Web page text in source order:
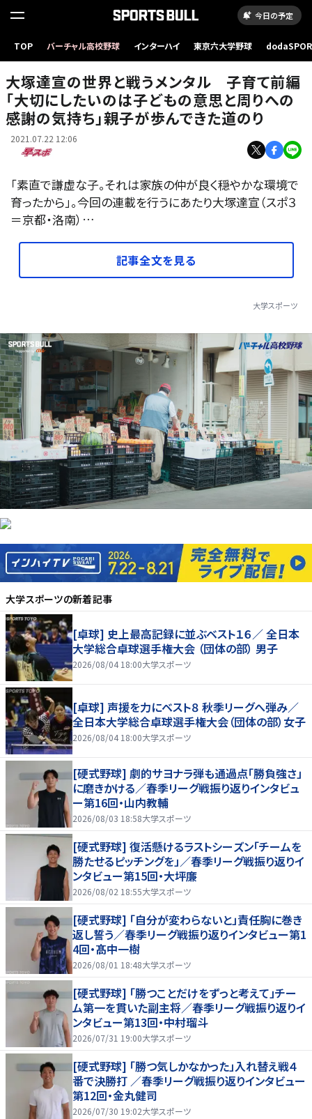
今日の予定
TOP バーチャル高校野球 インターハイ 東京六大学野球
大塚達宣の世界と戦うメンタル 子育て前編
「大切にしたいのは子どもの意思と周りへの
感謝の気持ち」親子が歩んできた道のり
2021.07.22 12:06
「素直で謙虚な子。それは家族の仲が良く穏やかな環境で
育ったから」。今回の連載を行うにあたり大塚達宣（スポ３
＝京都・洛南）…
記事全文を見る
大学スポーツ
大学スポーツの新着記事
[卓球] 史上最高記録に並ぶベスト１６／ 全日本
大学総合卓球選手権大会 （団体の部） 男子
2026/08/04 18:00大学スポーツ
[卓球] 声援を力にベスト８ 秋季リーグへ弾み／
全日本大学総合卓球選手権大会（団体の部）女子
2026/08/04 18:00大学スポーツ
[硬式野球] 劇的サヨナラ弾も通過点「勝負強さ」
に磨きかける／春季リーグ戦振り返りインタビュ
ー第16回・山内教輔
2026/08/03 18:58大学スポーツ
[硬式野球] 復活懸けるラストシーズン「チームを
勝たせるピッチングを」／春季リーグ戦振り返りイ
ンタビュー第15回・大坪廉
2026/08/02 18:55大学スポーツ
[硬式野球] 「自分が変わらないと」責任胸に巻き
返し誓う／春季リーグ戦振り返りインタビュー第1
4回・髙中一樹
2026/08/01 18:48大学スポーツ
[硬式野球] 「勝つことだけをずっと考えて」チー
ム第一を貫いた副主将／春季リーグ戦振り返りイ
ンタビュー第13回・中村瑠斗
2026/07/31 19:00大学スポーツ
[硬式野球] 「勝つ気しかなかった」入れ替え戦４
番で決勝打 ／春季リーグ戦振り返りインタビュー
第12回・金丸健司
2026/07/30 19:02大学スポーツ